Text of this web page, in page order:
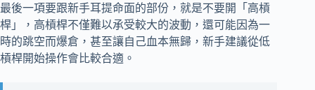
最後一項要跟新手耳提命面的部份，就是不要開「高槓
桿」，高槓桿不僅難以承受較大的波動，還可能因為一
時的跳空而爆倉，甚至讓自己血本無歸，新手建議從低
槓桿開始操作會比較合適。